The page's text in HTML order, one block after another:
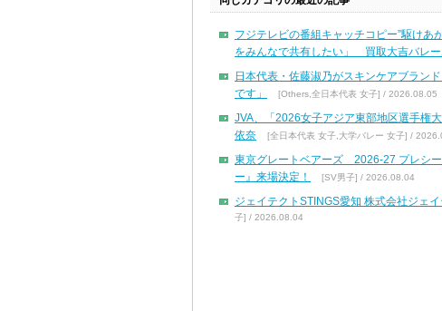
フジテレビの番組キャッチコピー”駆けあ
をみんなで共有したい」 買取大吉バレ
日本代表・佐藤淑乃がスキンケアブラン
です」
[Others,全日本代表 女子] / 2026.08.05
JVA、「2026女子アジア東部地区選手権
依奈
[全日本代表 女子,大学バレー 女子] /
東京グレートベアーズ 2026-27 プレシ
ー』来場決定！
[SV男子] / 2026.08.04
ジェイテクトSTINGS愛知 株式会社ジェ
子] / 2026.08.04